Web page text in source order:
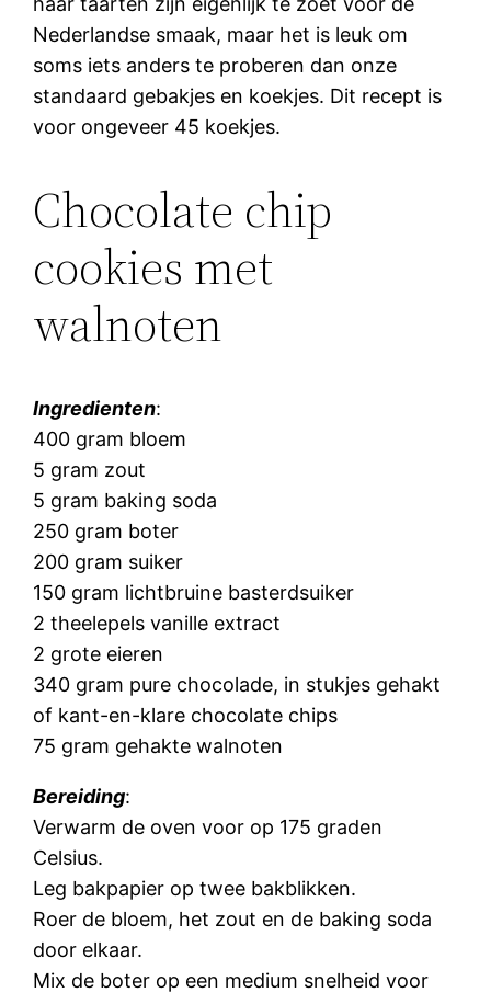
Nederlandse smaak, maar het is leuk om
soms iets anders te proberen dan onze
standaard gebakjes en koekjes. Dit recept is
voor ongeveer 45 koekjes.
Chocolate chip
cookies met
walnoten
Ingredienten:
400 gram bloem
5 gram zout
5 gram baking soda
250 gram boter
200 gram suiker
150 gram lichtbruine basterdsuiker
2 theelepels vanille extract
2 grote eieren
340 gram pure chocolade, in stukjes gehakt
of kant-en-klare chocolate chips
75 gram gehakte walnoten
Bereiding:
Verwarm de oven voor op 175 graden
Celsius.
Leg bakpapier op twee bakblikken.
Roer de bloem, het zout en de baking soda
door elkaar.
Mix de boter op een medium snelheid voor